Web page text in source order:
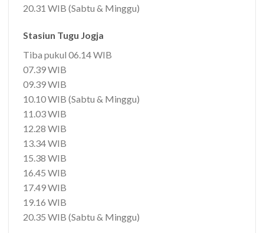
20.31 WIB (Sabtu & Minggu)
Stasiun Tugu Jogja
Tiba pukul 06.14 WIB
07.39 WIB
09.39 WIB
10.10 WIB (Sabtu & Minggu)
11.03 WIB
12.28 WIB
13.34 WIB
15.38 WIB
16.45 WIB
17.49 WIB
19.16 WIB
20.35 WIB (Sabtu & Minggu)